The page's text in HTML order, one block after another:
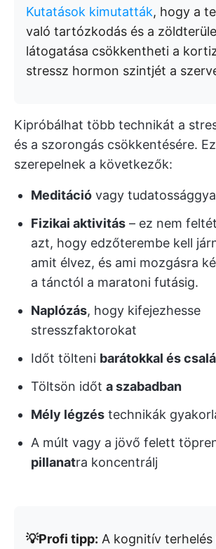
Kutatások kimutatták, hogy a
való tartózkodás és a
látogatása csökkentheti a
stressz hormon szintjét a
Kipróbálhat több technikát a
és a szorongás csökkentésére.
szerepelnek a következők:
Meditáció vagy
Fizikai aktivitás – ez nem
azt, hogy edzőterembe kell
amit élvez, és ami mozgásra
a tánctól a maratoni futásig.
Naplózás, hogy kifejezhesse
stresszfaktorokat
Időt tölteni barátokkal és
Töltsön időt a szabadban
Mély légzés technikák
A múlt vagy a jövő felett
pillanatra koncentrálj
💡Profi tipp: A kognitív terhelés